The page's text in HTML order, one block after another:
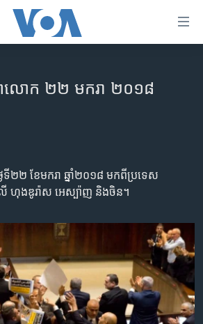
លោក ២២ មករា ២០១៨
២២ ខែ​មករា ឆ្នាំ​២០១៨ មក​ពី​ប្រទេស​
លី ហុងឌូរ៉ាស​ អេស្ប៉ាញ និង​ចិន។